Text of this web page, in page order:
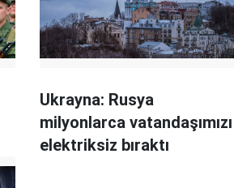
Ukrayna: Rusya
milyonlarca vatandaşımızı
elektriksiz bıraktı